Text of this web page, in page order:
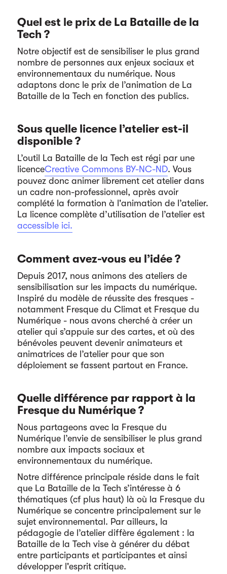
Quel est le prix de La Bataille de la
Tech ?
Notre objectif est de sensibiliser le plus grand
nombre de personnes aux enjeux sociaux et
environnementaux du numérique. Nous
adaptons donc le prix de l’animation de La
Bataille de la Tech en fonction des publics.
Sous quelle licence l’atelier est-il
disponible ?
L’outil La Bataille de la Tech est régi par une
licenceCreative Commons BY-NC-ND. Vous
pouvez donc animer librement cet atelier dans
un cadre non-professionnel, après avoir
complété la formation à l'animation de l’atelier.
La licence complète d’utilisation de l’atelier est
accessible ici.
Comment avez-vous eu l’idée ?
Depuis 2017, nous animons des ateliers de
sensibilisation sur les impacts du numérique.
Inspiré du modèle de réussite des fresques -
notamment Fresque du Climat et Fresque du
Numérique - nous avons cherché à créer un
atelier qui s’appuie sur des cartes, et où des
bénévoles peuvent devenir animateurs et
animatrices de l’atelier pour que son
déploiement se fassent partout en France.
Quelle différence par rapport à la
Fresque du Numérique ?
Nous partageons avec la Fresque du
Numérique l’envie de sensibiliser le plus grand
nombre aux impacts sociaux et
environnementaux du numérique.
Notre différence principale réside dans le fait
que La Bataille de la Tech s’intéresse à 6
thématiques (cf plus haut) là où la Fresque du
Numérique se concentre principalement sur le
sujet environnemental. Par ailleurs, la
pédagogie de l’atelier diffère également : la
Bataille de la Tech vise à générer du débat
entre participants et participantes et ainsi
développer l'esprit critique.